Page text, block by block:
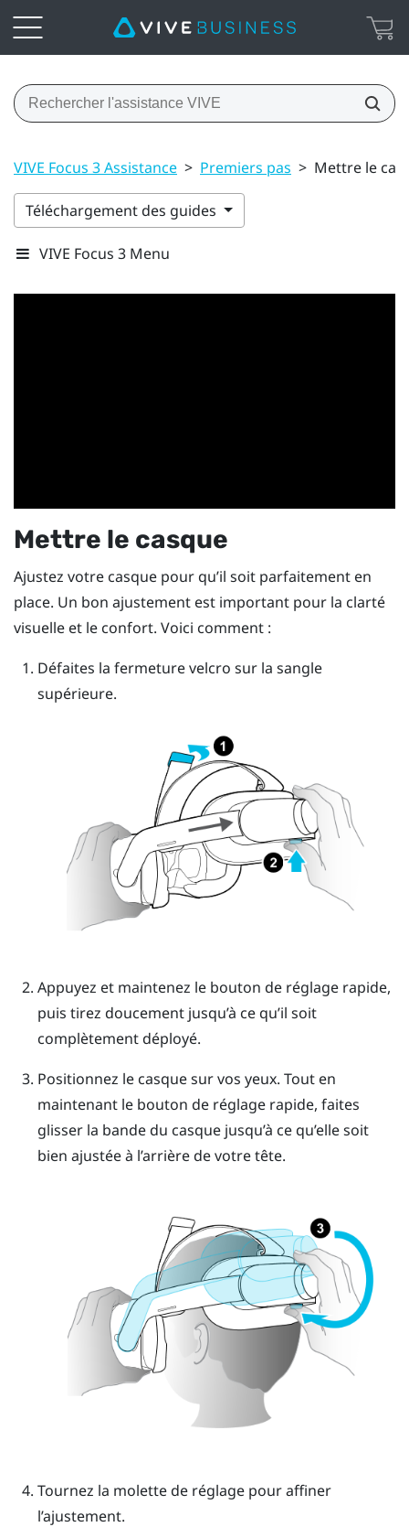
VIVE Focus 3 Assistance > Premiers pas > Mettre le
Téléchargement des guides
VIVE Focus 3 Menu
Mettre le casque
Ajustez votre casque pour qu’il soit parfaitement en
place. Un bon ajustement est important pour la clarté
visuelle et le confort. Voici comment :
Défaites la fermeture velcro sur la sangle
supérieure.
Appuyez et maintenez le bouton de réglage rapide,
puis tirez doucement jusqu’à ce qu’il soit
complètement déployé.
Positionnez le casque sur vos yeux. Tout en
maintenant le bouton de réglage rapide, faites
glisser la bande du casque jusqu’à ce qu’elle soit
bien ajustée à l’arrière de votre tête.
Tournez la molette de réglagepour affiner
l’ajustement.